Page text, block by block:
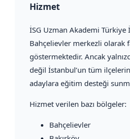
Hizmet
İSG Uzman Akademi Türkiye
Bahçelievler merkezli olarak
göstermektedir. Ancak
değil İstanbul’un tüm
adaylara eğitim desteği
Hizmet verilen bazı bölgeler:
Bahçelievler